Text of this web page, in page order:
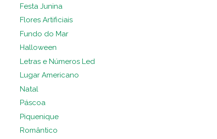
Festa Junina
Flores Artificiais
Fundo do Mar
Halloween
Letras e Números Led
Lugar Americano
Natal
Páscoa
Piquenique
Romântico